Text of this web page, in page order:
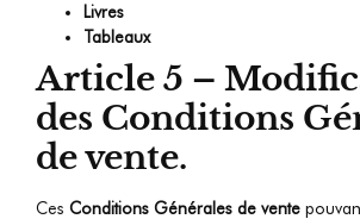
Livres
Tableaux
Article 5 –
des Conditions
de vente.
Ces Conditions Générales de vente